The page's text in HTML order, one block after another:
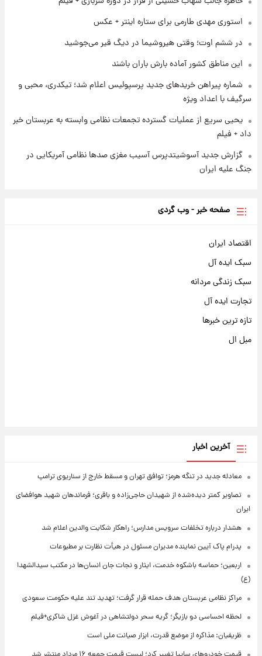
شاهین، کوییک، اطلس، سهند و ساینا با اقساط
بلندمدت + جدول
سیگنال‌های جدید برای بازار طلا؛ پیش‌بینی
قیمت سکه و طلا فردا
استوری مهدی طارمی برای ستاره اینتر + عکس
در ششم اوت؛ وقتی هیروشیما در دیگ قیر می‌جوشید
این مناطق کشور آماده بارش باران باشند
شماره پیراهن خریدهای جدید پرسپولیس اعلام شد؛ تیکدری، محبی و
سرگیف با اعداد ویژه
یحیی سریع از عملیات گسترده تجمعات نظامی وابسته به عربستان خبر
داد + فیلم
گزارش جدید آسوشیتدپرس آسیب مغزی صدها نظامی آمریکایی در
جنگ علیه ایران
صفحه خبر - وب گردی
اقتصاد ایران
سبک ایده آل
سبک زندگی مردانه
تجارت ایده آل
تازه ترین خبرها
مبل ال
آخرین اخبار
معادله جدید در تنگه هرمز؛ توافق تهران و مسقط خارج از سناریوی ترامپ
تصاویر کمتر دیده‌شده از شهیدان حاجی‌زاده و باقری؛ فرماندهان شهید هوافضای
ایران
هشدار درباره تخلفات سرویس مدارس؛ راهکار شکایت والدین اعلام شد
پدرام پاک آیین نماینده مدیران مسئول در هیأت نظارت بر مطبوعات
اربعین؛ حماسه باشکوه خدمت، ایثار و نجات جان انسان‌ها در مکتب سیدالشهدا
(ع)
مراکز نظامی عربستان هدف حمله قرار گرفت؛ تهدید تند علیه حکومت سعودی
لحظه احساسی دو بازیگر؛ گریه سحر دولتشاهی در آغوش غزل شاکری+فیلم
ظریفیان: مذاکره از موضع قدرت، ابزار صیانت ملی است